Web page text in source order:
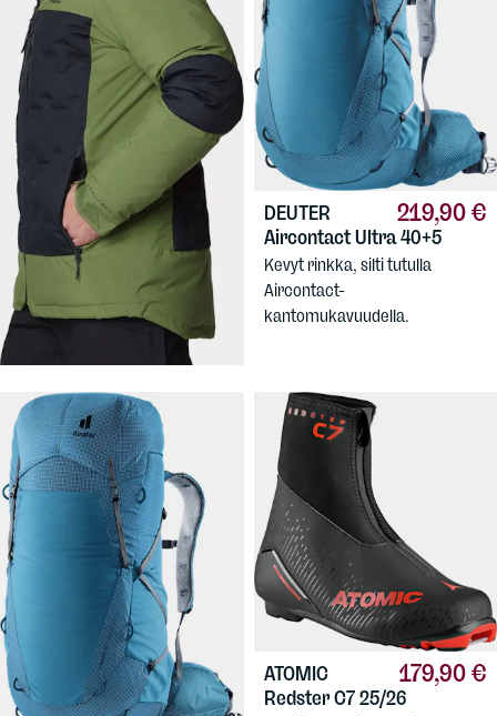
144,90 €
COLUMBIA
Men's Wild Card IV Down
Jacket
Miesten laskettelutakki, aito
219,90 €
DEUTER
Aircontact Ultra 40+5
Kevyt rinkka, silti tutulla
Aircontact-
kantomukavuudella.
179,90 €
ATOMIC
Redster C7 25/26